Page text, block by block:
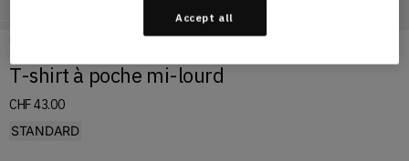
T-SHIRT À POCHE MI-LOURD
T-shirt à poche mi-lourd
CHF 43.00
STANDARD
Accept all